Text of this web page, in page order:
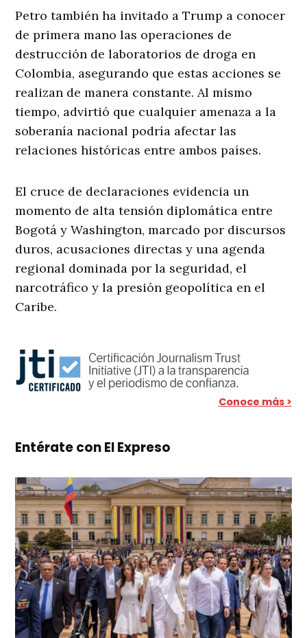
Petro también ha invitado a Trump a conocer
de primera mano las operaciones de
destrucción de laboratorios de droga en
Colombia, asegurando que estas acciones se
realizan de manera constante. Al mismo
tiempo, advirtió que cualquier amenaza a la
soberanía nacional podría afectar las
relaciones históricas entre ambos países.
El cruce de declaraciones evidencia un
momento de alta tensión diplomática entre
Bogotá y Washington, marcado por discursos
duros, acusaciones directas y una agenda
regional dominada por la seguridad, el
narcotráfico y la presión geopolítica en el
Caribe.
Conoce más >
Entérate con El Expreso